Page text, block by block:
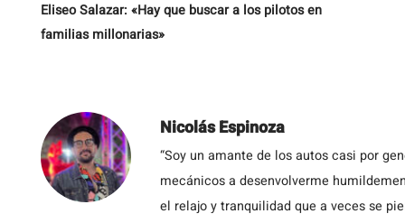
Eliseo Salazar: «Hay que buscar a los pilotos en
familias millonarias»
Nicolás Espinoza
“Soy un amante de los autos casi por
mecánicos a desenvolverme
el relajo y tranquilidad que a veces se